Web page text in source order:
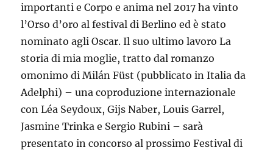
importanti e Corpo e anima nel 2017 ha vinto
l’Orso d’oro al festival di Berlino ed è stato
nominato agli Oscar. Il suo ultimo lavoro La
storia di mia moglie, tratto dal romanzo
omonimo di Milán Füst (pubblicato in Italia da
Adelphi) – una coproduzione internazionale
con Léa Seydoux, Gijs Naber, Louis Garrel,
Jasmine Trinka e Sergio Rubini – sarà
presentato in concorso al prossimo Festival di